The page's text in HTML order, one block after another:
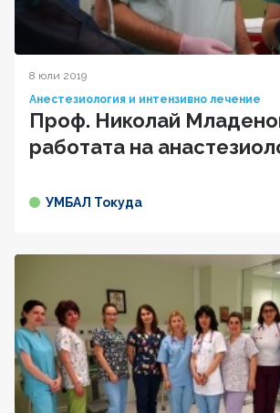
8 юли 2019
Анестезиология и интензивно лечение
Проф. Николай
работата на
УМБАЛ Токуда